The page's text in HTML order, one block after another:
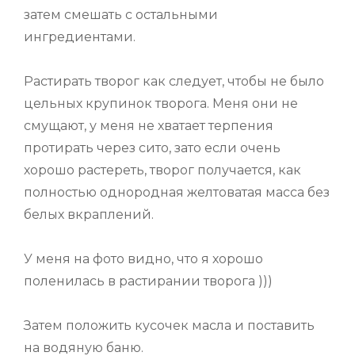
затем смешать с остальными
ингредиентами.
Растирать творог как следует, чтобы не было
цельных крупинок творога. Меня они не
смущают, у меня не хватает терпения
протирать через сито, зато если очень
хорошо растереть, творог получается, как
полностью однородная желтоватая масса без
белых вкраплений.
У меня на фото видно, что я хорошо
поленилась в растирании творога )))
Затем положить кусочек масла и поставить
на водяную баню.